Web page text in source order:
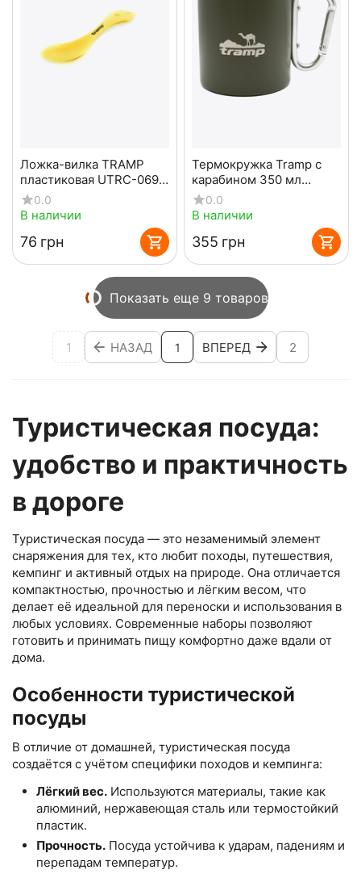
Ложка-вилка TRAMP
пластиковая UTRC-069
желтая
0.0
В наличии
‍76‍ грн
Термокружка Tramp с
карабином 350 мл
UTRC-122 Olive
0.0
В наличии
‍355‍ грн
Показать еще 9 товаров
1 НАЗАД 1 ВПЕРЕД 2
Туристическая посуда:
удобство и практичность
в дороге
Туристическая посуда — это незаменимый элемент
снаряжения для тех, кто любит походы, путешествия,
кемпинг и активный отдых на природе. Она отличается
компактностью, прочностью и лёгким весом, что
делает её идеальной для переноски и использования в
любых условиях. Современные наборы позволяют
готовить и принимать пищу комфортно даже вдали от
дома.
Особенности туристической
посуды
В отличие от домашней, туристическая посуда
создаётся с учётом специфики походов и кемпинга:
Лёгкий вес. Используются материалы, такие как
алюминий, нержавеющая сталь или термостойкий
пластик.
Прочность. Посуда устойчива к ударам, падениям и
перепадам температур.